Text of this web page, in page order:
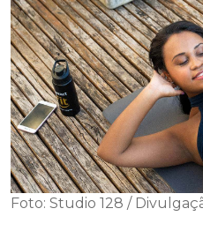
Foto: Studio 128 /